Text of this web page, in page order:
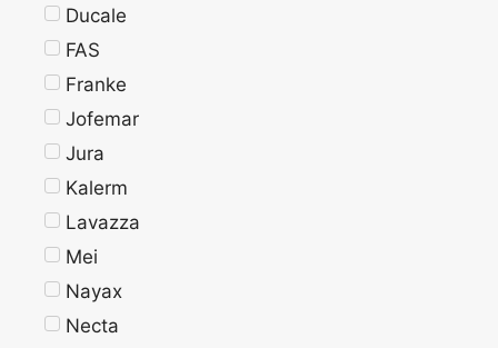
Ducale
FAS
Franke
Jofemar
Jura
Kalerm
Lavazza
Mei
Nayax
Necta